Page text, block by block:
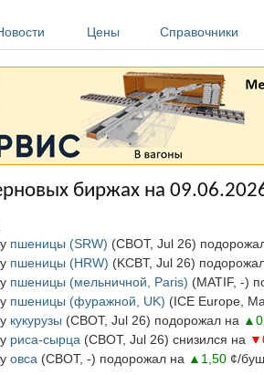
Цены Справочники
биржах на
пшеницы (SRW) (СВОТ, Jul 26)
пшеницы (HRW) (KCBT, Jul 26)
пшеницы (мельничной, Paris) (MATIF, -)
пшеницы (фуражной, UK) (ICE Europe,
кукурузы (СВОТ, Jul 26) подорожал на
риса-сырца (СВОТ, Jul 26) снизился на
овса (СВОТ, -) подорожал на ▲1,50¢/